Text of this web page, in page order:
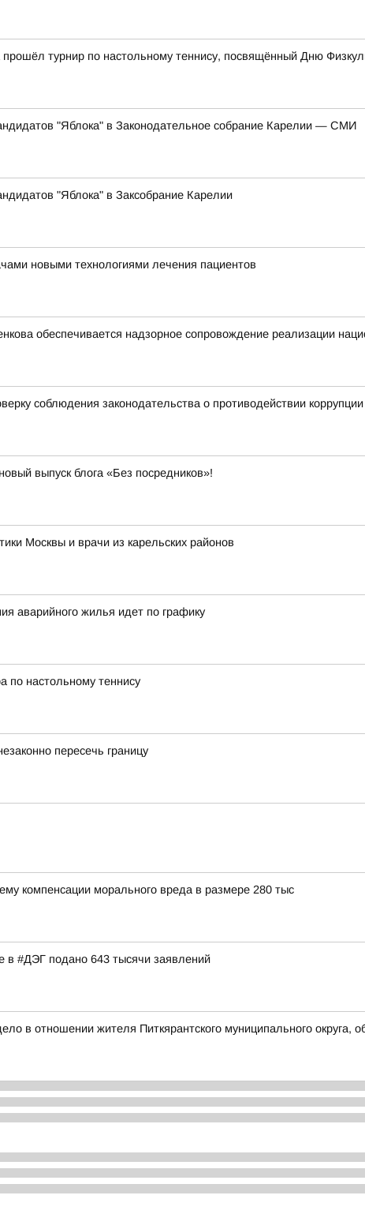
турнир по настольному теннису, посвящённый Дню
"Яблока" в Законодательное собрание Карелии — СМИ
"Яблока" в Заксобрание Карелии
новыми технологиями лечения пациентов
обеспечивается надзорное сопровождение реализации
соблюдения законодательства о противодействии коррупции
выпуск блога «Без посредников»!
Москвы и врачи из карельских районов
аварийного жилья идет по графику
по настольному теннису
пересечь границу
компенсации морального вреда в размере 280 тыс
в #ДЭГ подано 643 тысячи заявлений
в отношении жителя Питкярантского муниципального округа,